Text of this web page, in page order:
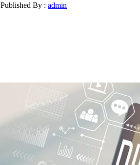
Published By : admin